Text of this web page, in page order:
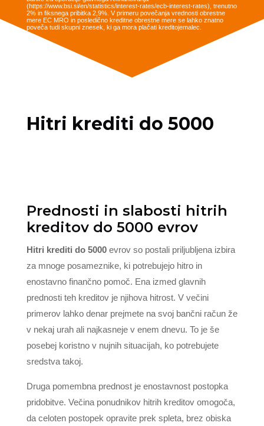
(https://www.bsi.si/en/statistics/interest-rates/ecb-interest-rates), trenutno
2% in fiksnega pribitka 2,9%. V primeru povečanja vrednosti obrestne
mere EC MRO in posledično kreditne obrestne mere se lahko znatno
poveča tudi skupni znesek, ki ga mora plačati kreditojemalec.
Hitri krediti do 5000
Prednosti in slabosti hitrih
kreditov do 5000 evrov
Hitri krediti do 5000evrov so postali priljubljena izbira
za mnoge posameznike, ki potrebujejo hitro in
enostavno finančno pomoč. Ena izmed glavnih
prednosti teh kreditov je njihova hitrost. V večini
primerov lahko denar prejmete na svoj bančni račun že
v nekaj urah ali najkasneje v enem dnevu. To je še
posebej koristno v nujnih situacijah, ko potrebujete
sredstva takoj.
Druga pomembna prednost je enostavnost postopka
pridobitve. Večina ponudnikov hitrih kreditov omogoča,
da celoten postopek opravite prek spleta, brez obiska